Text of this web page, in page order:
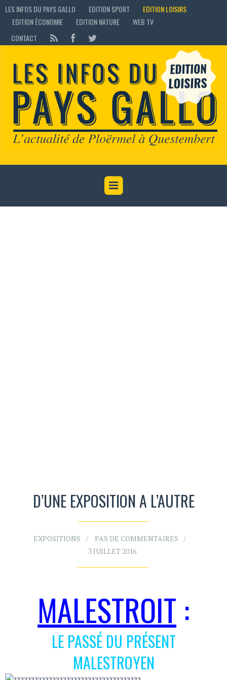
LES INFOS DU PAYS GALLO EDITION SPORT
EDITION LOISIRS
EDITION ÉCONOMIE
EDITION NATURE
WEB TV
CONTACT
D’UNE EXPOSITION A L’AUTRE
EXPOSITIONS
PAS DE COMMENTAIRES
3 JUILLET 2016
MALESTROIT :
LE PASSÉ DU PRÉSENT
MALESTROYEN